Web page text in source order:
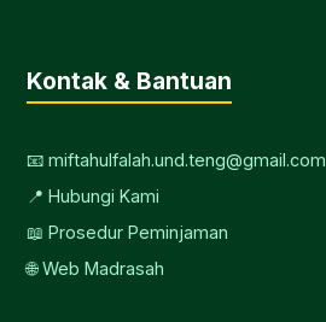
Kontak & Bantuan
📧 miftahulfalah.und.teng@gmail.com
📍 Hubungi Kami
📖 Prosedur Peminjaman
🌐 Web Madrasah